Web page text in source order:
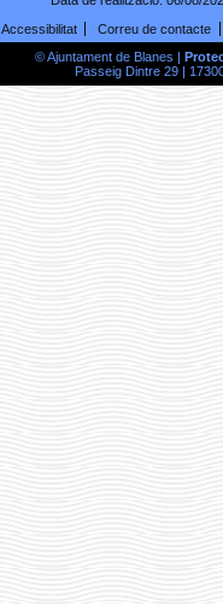
Accessibilitat
Correu de contacte
© Ajuntament de Blanes |
Passeig Dintre 29 |